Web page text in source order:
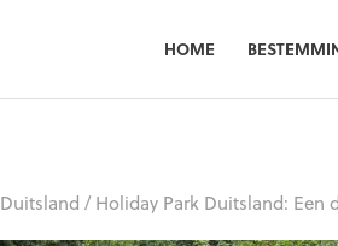
HOME
Duitsland / Holiday Park Duitsland: Een